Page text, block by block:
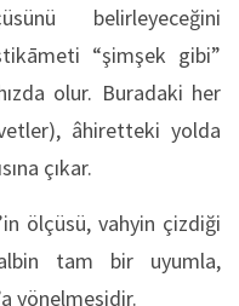
belirleyeceğini
“şimşek gibi”
olur. Buradaki her
âhiretteki yolda
çıkar.
ölçüsü, vahyin çizdiği
tam bir uyumla,
yönelmesidir.